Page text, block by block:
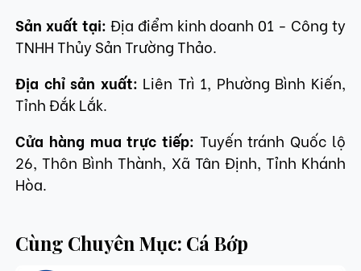
Sản xuất tại: Địa điểm kinh doanh 01 - Công ty
TNHH Thủy Sản Trường Thảo.
Địa chỉ sản xuất: Liên Trì 1, Phường Bình Kiến,
Tỉnh Đắk Lắk.
Cửa hàng mua trực tiếp: Tuyến tránh Quốc lộ
26, Thôn Bình Thành, Xã Tân Định, Tỉnh Khánh
Hòa.
Cùng Chuyên Mục: Cá Bớp